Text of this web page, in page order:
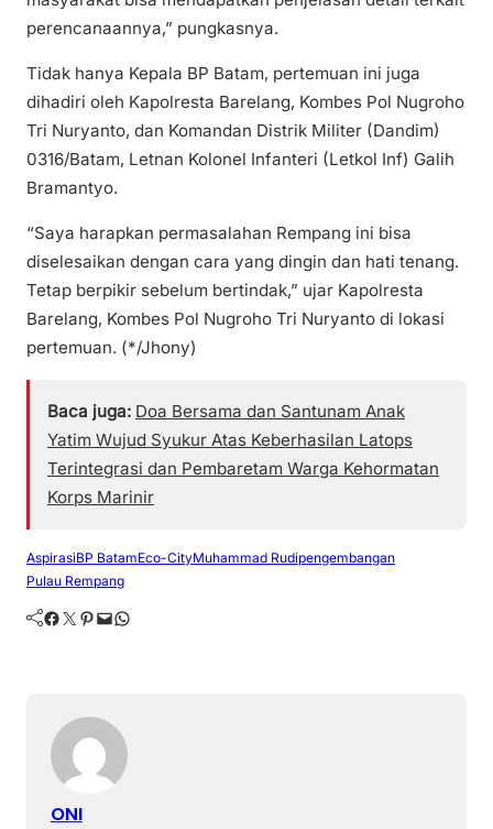
perencanaannya,” pungkasnya.
Tidak hanya Kepala BP Batam, pertemuan ini juga
dihadiri oleh Kapolresta Barelang, Kombes Pol Nugroho
Tri Nuryanto, dan Komandan Distrik Militer (Dandim)
0316/Batam, Letnan Kolonel Infanteri (Letkol Inf) Galih
Bramantyo.
“Saya harapkan permasalahan Rempang ini bisa
diselesaikan dengan cara yang dingin dan hati tenang.
Tetap berpikir sebelum bertindak,” ujar Kapolresta
Barelang, Kombes Pol Nugroho Tri Nuryanto di lokasi
pertemuan. (*/Jhony)
Baca juga: Doa Bersama dan Santunam Anak
Yatim Wujud Syukur Atas Keberhasilan Latops
Terintegrasi dan Pembaretam Warga Kehormatan
Korps Marinir
AspirasiBP BatamEco-CityMuhammad Rudipengembangan
Pulau Rempang
Facebook Twitter Pinterest Mail WhatsApp
ONI